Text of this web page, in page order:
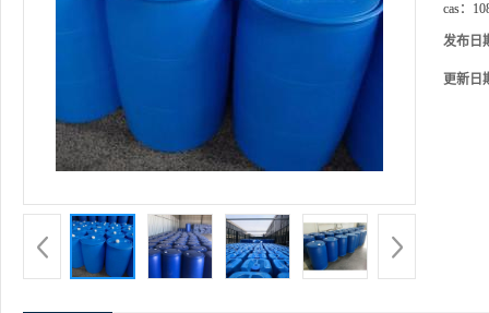
cas：
发布日
更新日